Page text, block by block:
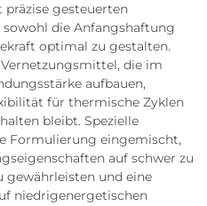
gesteuerten
die Anfangshaftung
optimal zu gestalten.
die im
aufbauen,
für thermische Zyklen
bleibt. Spezielle
Formulierung eingemischt,
auf schwer zu
gewährleisten und eine
niedrigenergetischen